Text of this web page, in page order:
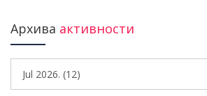
Архива активности